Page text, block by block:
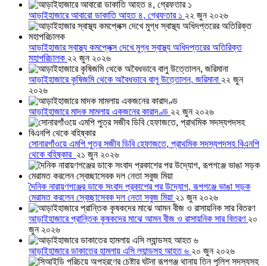
আড়াইহাজারে আবারো ডাকাতি আহত ৪, গ্রেফতার ১ ২২ জুন ২০২৬
আড়াইহাজার স্বাস্থ্য কমপ্লেক্স দেখে মুগ্ধ স্বাস্থ্য অধিদপ্তরের অতিরিক্ত
মহাপরিচালক ২২ জুন ২০২৬
আড়াইহাজারে কৃষিজমি থেকে অবৈধভাবে বালু উত্তোলন, জরিমানা ২২ জুন
২০২৬
আড়াইহাজারে মাদক মামলায় একজনের কারাদণ্ড ২২ জুন ২০২৬
সোনারগাঁওয়ে এমপি পুত্র সজীব ডিবি হেফাজতে, প্রাথমিক সদস্যপদসহ বিএনপি
থেকে বহিষ্কার ২১ জুন ২০২৬
দৈনিক নারায়ণগঞ্জের ডাকে সংবাদ প্রকাশের পর উদ্যোগ, রূপগঞ্জে ভাঙা সড়ক
মেরামত করলেন স্বেচ্ছাসেবক দল নেতা সবুজ মিয়া ২১ জুন ২০২৬
আড়াইহাজারে প্রান্তিক কৃষকদের মাঝে আমন বীজ ও রাসায়নিক সার বিতরণ ২০
জুন ২০২৬
আড়াইহাজারে ডাকাতের হামলায় এসি ল্যান্ডসহ আহত ৬ ২০ জুন ২০২৬